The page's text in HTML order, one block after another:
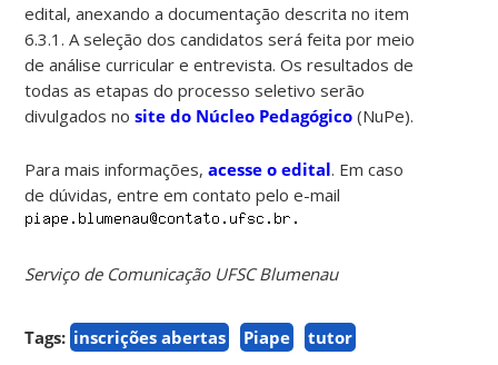
edital, anexando a documentação descrita no item
6.3.1. A seleção dos candidatos será feita por meio
de análise curricular e entrevista. Os resultados de
todas as etapas do processo seletivo serão
divulgados no site do Núcleo Pedagógico (NuPe).
Para mais informações,acesse o edital. Em caso
de dúvidas, entre em contato pelo e-mail
Serviço de Comunicação UFSC Blumenau
Tags: inscrições abertas Piape tutor